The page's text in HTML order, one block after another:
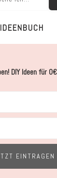
DIY Ideen für 0€
EINTRAGEN